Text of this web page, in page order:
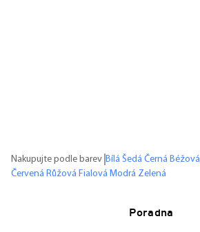
Nakupujte podle barev Bílá Šedá Černá Béžová
Červená Růžová Fialová Modrá Zelená
Poradna